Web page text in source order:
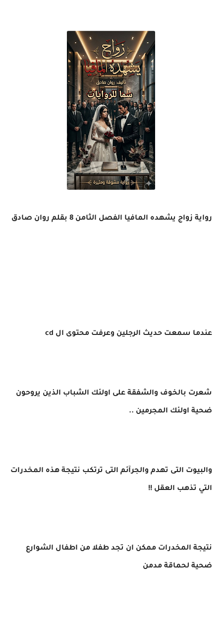
رواية زواج يشهده المافيا الفصل الثامن 8 بقلم روان صادق
عندما سمعت حديث الرجلين وعرفت محتوى ال cd
شعرت بالخوف والشفقة على اولئك الشباب الذين يروحون
ضحية اولئك المجرمين ..
والبيوت التى تهدم والجرآئم التى ترتكب نتيجة هذه المخدرات
التي تذهب العقل !!
نتيجة المخدرات ممكن ان تجد طفلا من اطفال الشوارع
ضحية لحماقة مدمن